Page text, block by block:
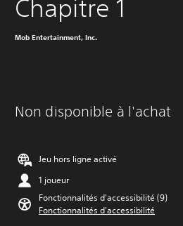
Chapitre 1
Mob Entertainment, Inc.
Non disponible à l'achat
Jeu hors ligne activé
1 joueur
Fonctionnalités d'accessibilité (9)
Fonctionnalités d'accessibilité